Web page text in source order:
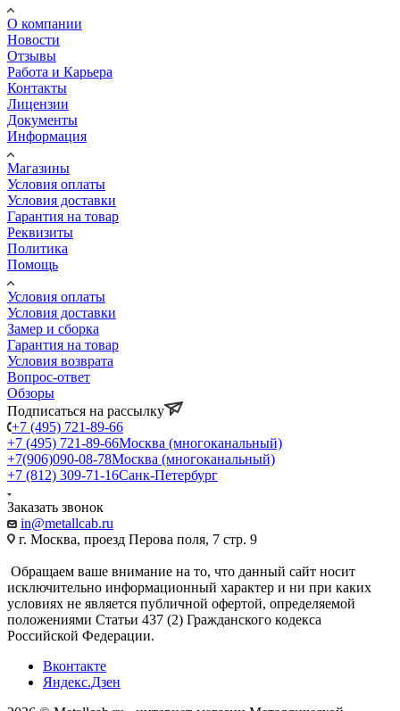
О компании
Новости
Отзывы
Работа и Карьера
Контакты
Лицензии
Документы
Информация
Магазины
Условия оплаты
Условия доставки
Гарантия на товар
Реквизиты
Политика
Помощь
Условия оплаты
Условия доставки
Замер и сборка
Гарантия на товар
Условия возврата
Вопрос-ответ
Обзоры
Подписаться на рассылку
+7 (495) 721-89-66
+7 (495) 721-89-66Москва (многоканальный)
+7(906)090-08-78Москва (многоканальный)
+7 (812) 309-71-16Санк-Петербург
Заказать звонок
in@metallcab.ru
г. Москва, проезд Перова поля, 7 стр. 9
Обращаем ваше внимание на то, что данный сайт носит
исключительно информационный характер и ни при каких
условиях не является публичной офертой, определяемой
положениями Статьи 437 (2) Гражданского кодекса
Российской Федерации.
Вконтакте
Яндекс.Дзен